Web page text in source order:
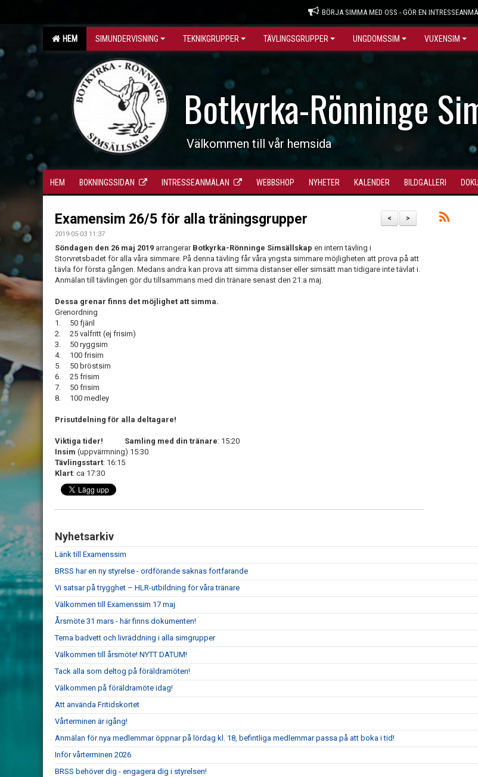
BÖRJA SIMMA MED OSS - GÖR EN
HEM SIMUNDERVISNING TEKNIKGRUPPER TÄVLINGSGRUPPER UNGDOMSSIM VUXENSIM
Botkyrka-Rönninge
Välkommen till vår hemsida
HEM BOKNINGSSIDAN INTRESSEANMÄLAN WEBBSHOP NYHETER KALENDER BILDGALLERI
>
<
Examensim 26/5 för alla träningsgrupper
2019-05-03 11:37
Söndagen den 26 maj 2019 arrangerar Botkyrka-Rönninge Simsällskap en intern tävling i
Storvretsbadet för alla våra simmare. På denna tävling får våra yngsta simmare möjligheten att prova på att
tävla för första gången. Medans andra kan prova att simma distanser eller simsätt man tidigare inte tävlat i.
Anmälan till tävlingen gör du tillsammans med din tränare senast den 21:a maj.
Dessa grenar finns det möjlighet att simma.
Grenordning
1. 50 fjäril
2. 25 valfritt (ej frisim)
3. 50 ryggsim
4. 100 frisim
5. 50 bröstsim
6. 25 frisim
7. 50 frisim
8. 100 medley
Prisutdelning för alla deltagare!
Viktiga tider! Samling med din tränare: 15:20
Insim (uppvärmning) 15:30
Tävlingsstart: 16:15
Klart: ca 17:30
Nyhetsarkiv
Länk till Examenssim
BRSS har en ny styrelse - ordförande saknas fortfarande
Vi satsar på trygghet – HLR-utbildning för våra tränare
Välkommen till Examenssim 17 maj
Årsmöte 31 mars - här finns dokumenten!
Tema badvett och livräddning i alla simgrupper
Välkommen till årsmöte! NYTT DATUM!
Tack alla som deltog på föräldramöten!
Välkommen på föräldramöte idag!
Att använda Fritidskortet
Vårterminen är igång!
Anmälan för nya medlemmar öppnar på lördag kl. 18, befintliga medlemmar passa på att boka i tid!
Inför vårterminen 2026
BRSS behöver dig - engagera dig i styrelsen!